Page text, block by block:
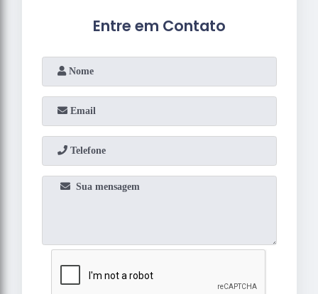
Entre em Contato